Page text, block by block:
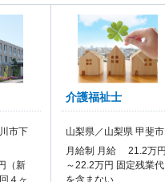
市下
（新
４ヶ
介護福祉士
山梨県／山梨県 甲斐市
月給制 月給 21.2万円
～22.2万円 固定残業代
を含まない